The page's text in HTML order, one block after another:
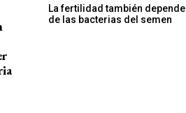
La fertilidad también depende
de las bacterias del semen